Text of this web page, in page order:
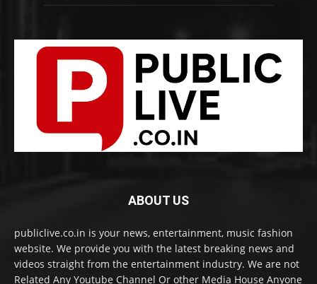
ABOUT US
publiclive.co.in is your news, entertainment, music fashion
website. We provide you with the latest breaking news and
videos straight from the entertainment industry. We are not
Related Any Youtube Channel Or other Media House Anyone